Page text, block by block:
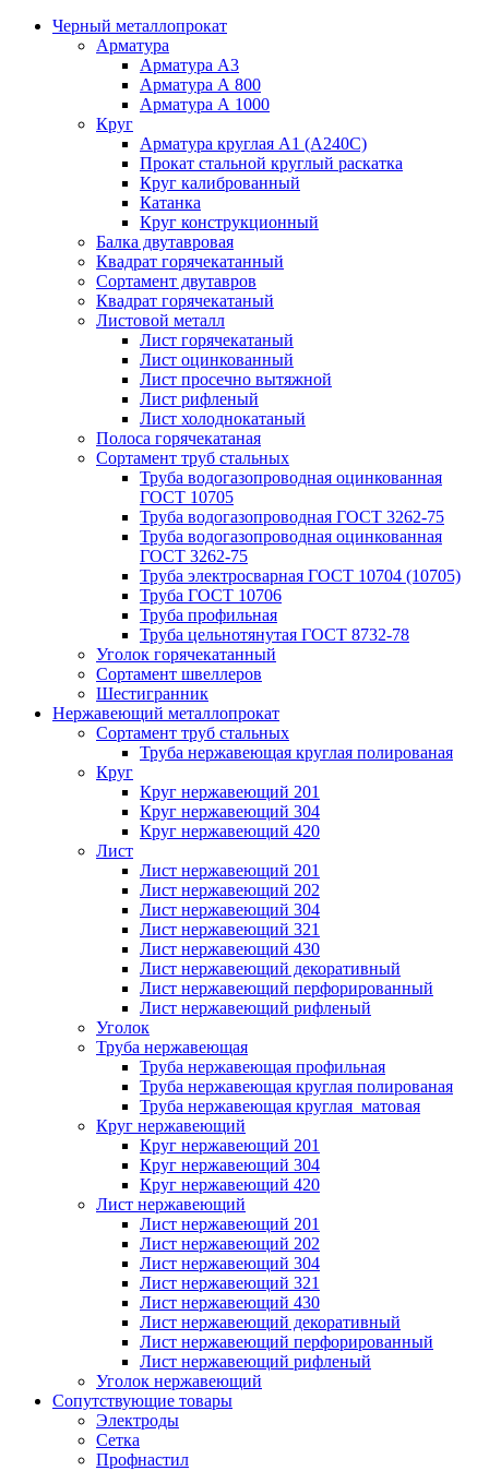
Черный металлопрокат
Арматура
Арматура А3
Арматура А 800
Арматура А 1000
Круг
Арматура круглая А1 (А240C)
Прокат стальной круглый раскатка
Круг калиброванный
Катанка
Круг конструкционный
Балка двутавровая
Квадрат горячекатанный
Сортамент двутавров
Квадрат горячекатаный
Листовой металл
Лист горячекатаный
Лист оцинкованный
Лист просечно вытяжной
Лист рифленый
Лист холоднокатаный
Полоса горячекатаная
Сортамент труб стальных
Труба водогазопроводная оцинкованная
ГОСТ 10705
Труба водогазопроводная ГОСТ 3262-75
Труба водогазопроводная оцинкованная
ГОСТ 3262-75
Труба электросварная ГОСТ 10704 (10705)
Труба ГОСТ 10706
Труба профильная
Труба цельнотянутая ГОСТ 8732-78
Уголок горячекатанный
Сортамент швеллеров
Шестигранник
Нержавеющий металлопрокат
Сортамент труб стальных
Труба нержавеющая круглая полированая
Круг
Круг нержавеющий 201
Круг нержавеющий 304
Круг нержавеющий 420
Лист
Лист нержавеющий 201
Лист нержавеющий 202
Лист нержавеющий 304
Лист нержавеющий 321
Лист нержавеющий 430
Лист нержавеющий декоративный
Лист нержавеющий перфорированный
Лист нержавеющий рифленый
Уголок
Труба нержавеющая
Труба нержавеющая профильная
Труба нержавеющая круглая полированая
Труба нержавеющая круглая матовая
Круг нержавеющий
Круг нержавеющий 201
Круг нержавеющий 304
Круг нержавеющий 420
Лист нержавеющий
Лист нержавеющий 201
Лист нержавеющий 202
Лист нержавеющий 304
Лист нержавеющий 321
Лист нержавеющий 430
Лист нержавеющий декоративный
Лист нержавеющий перфорированный
Лист нержавеющий рифленый
Уголок нержавеющий
Cопутствующие товары
Электроды
Сетка
Профнастил